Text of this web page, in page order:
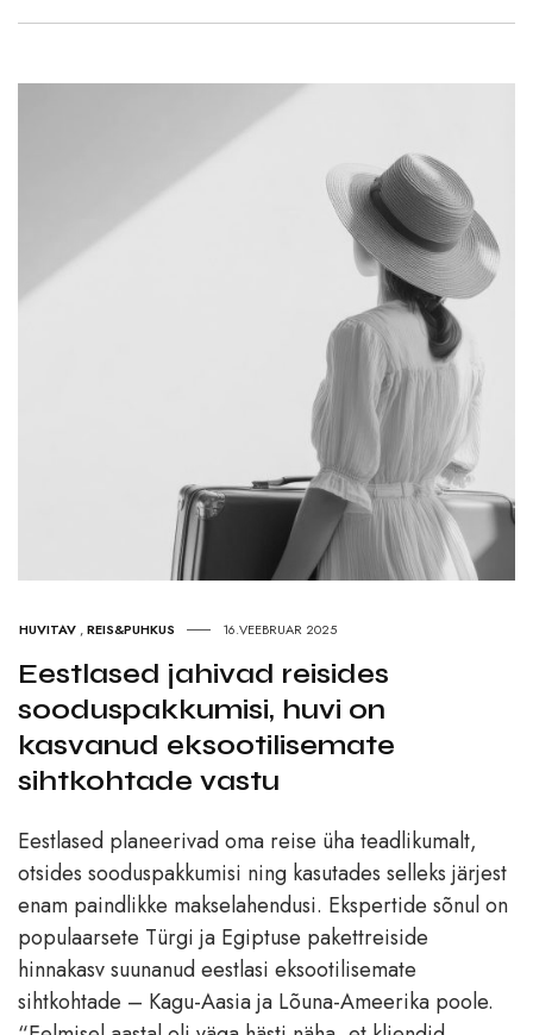
HUVITAV ,REIS&PUHKUS 16.VEEBRUAR 2025
Eestlased jahivad reisides
sooduspakkumisi, huvi on
kasvanud eksootilisemate
sihtkohtade vastu
Eestlased planeerivad oma reise üha teadlikumalt,
otsides sooduspakkumisi ning kasutades selleks järjest
enam paindlikke makselahendusi. Ekspertide sõnul on
populaarsete Türgi ja Egiptuse pakettreiside
hinnakasv suunanud eestlasi eksootilisemate
sihtkohtade – Kagu-Aasia ja Lõuna-Ameerika poole.